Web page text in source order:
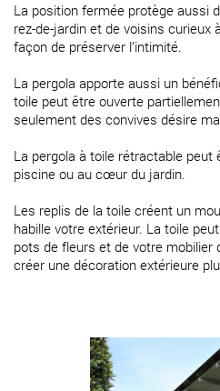
La position fermée protège aussi
rez-de-jardin et de voisins curieux
façon de préserver l’intimité.
La pergola apporte aussi un
toile peut être ouverte
seulement des convives désire
La pergola à toile rétractable peut
piscine ou au cœur du jardin.
Les replis de la toile créent un
habille votre extérieur. La toile
pots de fleurs et de votre mobilier
créer une décoration extérieure